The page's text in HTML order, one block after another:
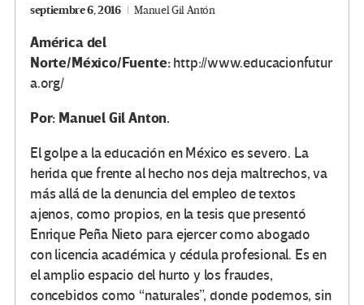
septiembre 6, 2016 Manuel Gil Antón
América del
Norte/México/Fuente:http://www.educacionfutur
a.org/
Por: Manuel Gil Anton.
El golpe a la educación en México es severo. La
herida que frente al hecho nos deja maltrechos, va
más allá de la denuncia del empleo de textos
ajenos, como propios, en la tesis que presentó
Enrique Peña Nieto para ejercer como abogado
con licencia académica y cédula profesional. Es en
el amplio espacio del hurto y los fraudes,
concebidos como “naturales”, donde podemos, sin